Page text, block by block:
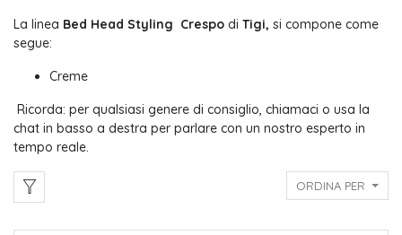
La linea Bed Head Styling Crespo di Tigi, si compone come
segue:
Creme
Ricorda: per qualsiasi genere di consiglio, chiamaci o usa la
chat in basso a destra per parlare con un nostro esperto in
tempo reale.
ORDINA PER